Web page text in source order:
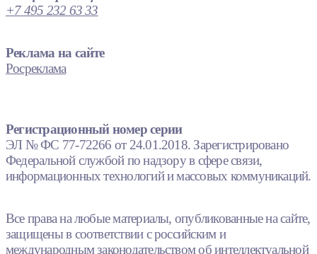
+7 495 232 63 33
Реклама на сайте
Росреклама
Регистрационный номер серии
ЭЛ № ФС 77-72266 от 24.01.2018. Зарегистрировано
Федеральной службой по надзору в сфере связи,
информационных технологий и массовых коммуникаций.
Все права на любые материалы, опубликованные на сайте,
защищены в соответствии с российским и
международным законодательством об интеллектуальной